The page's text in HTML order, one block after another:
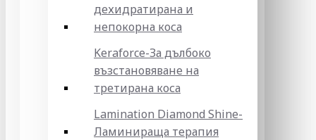
дехидратирана и
непокорна коса
Keraforce-За дълбоко
възстановяване на
третирана коса
Lamination Diamond Shine-
Ламинираща терапия